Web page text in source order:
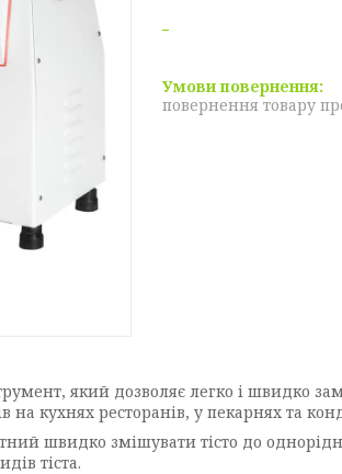
повернення товару
який дозволяє легко і швидко
на кухнях ресторанів, у пекарнях та
швидко змішувати тісто до
тіста.